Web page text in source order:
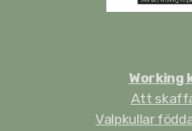
Working
Att
Valpkullar